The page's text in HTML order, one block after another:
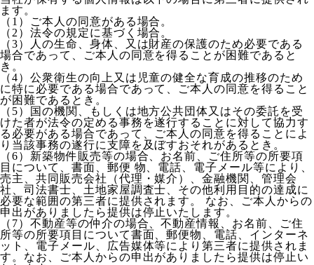
ます。
（1）ご本人の同意がある場合。
（2）法令の規定に基づく場合。
（3）人の生命、身体、又は財産の保護のため必要である
場合であって、ご本人の同意を得ることが困難であると
き。
（4）公衆衛生の向上又は児童の健全な育成の推移のため
に特に必要である場合であって、ご本人の同意を得ること
が困難であるとき。
（5）国の機関、もしくは地方公共団体又はその委託を受
けた者が法令の定める事務を遂行することに対して協力す
る必要がある場合であって、ご本人の同意を得ることによ
り当該事務の遂行に支障を及ぼすおそれがあるとき。
（6）新築物件販売等の場合、お名前、ご住所等の所要項
目について、書面、郵便 物、電話、電子メール等により、
売主、共同販売会社（代理・媒介）、金融機関、管理会
社、司法書士、土地家屋調査士、その他利用目的の達成に
必要な範囲の第三者に提供されます。 なお、ご本人からの
申出がありましたら提供は停止いたします。
（7）不動産等の仲介の場合、不動産情報、お名前、ご住
所等の所要項目について書面、郵便物、電話、インターネ
ット、電子メール、広告媒体等により第三者に提供されま
す。なお、ご本人からの申出がありましたら提供は停止い